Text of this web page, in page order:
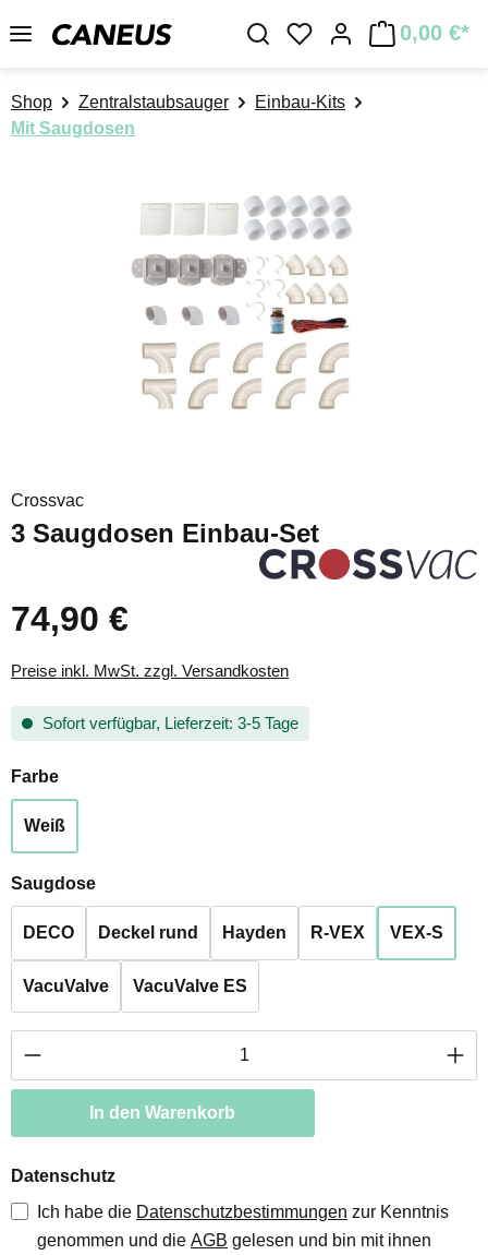
Zum Hauptinhalt springen Du hast 0 Produkte
0,00 €*
Shop Zentralstaubsauger
Einbau-Kits
Mit Saugdosen
Crossvac
3 Saugdosen Einbau-Set
74,90 €
Preise inkl. MwSt. zzgl. Versandkosten
Sofort verfügbar, Lieferzeit: 3-5 Tage
Farbeauswählen
Weiß
Saugdoseauswählen
DECO Deckel rund Hayden R-VEX VEX-S
VacuValve VacuValve ES
Produkt Anzahl: Gib den gewünschten
In den Warenkorb
Datenschutz
Ich habe die Datenschutzbestimmungen zur Kenntnis
genommen und die AGB gelesen und bin mit ihnen